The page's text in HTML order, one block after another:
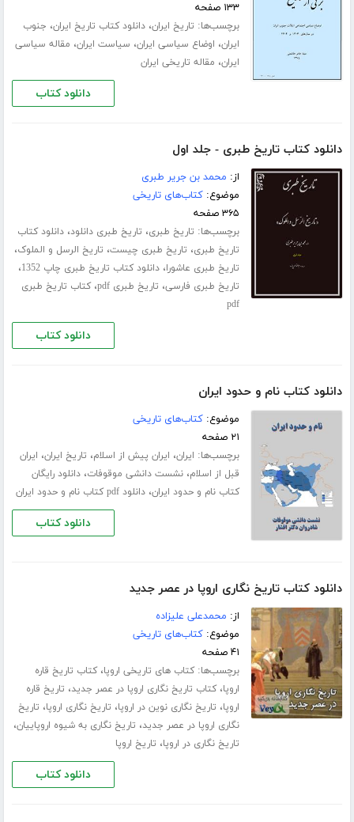
۱۳۳ صفحه
برچسب‌ها: تاریخ ایران،دانلود کتاب تاریخ ایران، جنوب
ایران، اوضاع سیاسی ایران، سیاست ایران، مقاله سیاسی
ایران، مقاله تاریخی ایران
دانلود کتاب
دانلود کتاب تاریخ طبری - جلد اول
از: محمد بن جریر طبری
موضوع:کتاب‌های تاریخی
۳۶۵ صفحه
برچسب‌ها: تاریخ طبری، تاریخ طبری دانلود،دانلود کتاب
تاریخ طبری، تاریخ طبری چیست، تاریخ الرسل و الملوک،
تاریخ طبری عاشورا،دانلود کتاب تاریخ طبری چاپ 1352 ،
تاریخ طبری فارسی، تاریخ طبری pdf ،کتاب تاریخ طبری
pdf
دانلود کتاب
دانلود کتاب نام و حدود ایران
موضوع:کتاب‌های تاریخی
۲۱ صفحه
برچسب‌ها: ایران، ایران پیش از اسلام، تاریخ ایران، ایران
قبل از اسلام،نشست دانشی موقوفات،دانلود رایگان
کتاب نام و حدود ایران،دانلود pdf کتاب نام و حدود ایران
دانلود کتاب
دانلود کتاب تاریخ نگاری اروپا در عصر جدید
از: محمدعلی علیزاده
موضوع:کتاب‌های تاریخی
۴۱ صفحه
برچسب‌ها:کتاب های تاریخی اروپا،کتاب تاریخ قاره
اروپا،کتاب تاریخ نگاری اروپا در عصر جدید، تاریخ قاره
اروپا، تاریخ نگاری نوین در اروپا، تاریخ نگاری اروپا، تاریخ
نگاری اروپا در عصر جدید، تاریخ نگاری به شیوه اروپاییان،
تاریخ نگاری در اروپا، تاریخ اروپا
دانلود کتاب